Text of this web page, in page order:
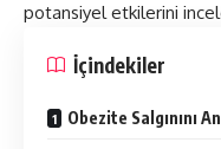
potansiyel etkilerini
İçindekiler
Obezite Salgınını